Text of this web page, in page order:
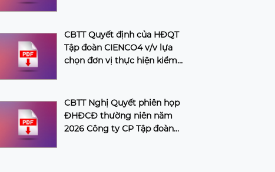
CBTT Quyết định của HĐQT
Tập đoàn CIENCO4 v/v lựa
chọn đơn vị thực hiện kiểm
CBTT Nghị Quyết phiên họp
ĐHĐCĐ thường niên năm
2026 Công ty CP Tập đoàn